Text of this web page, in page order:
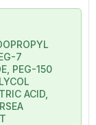
7
PEG-150
ACID,